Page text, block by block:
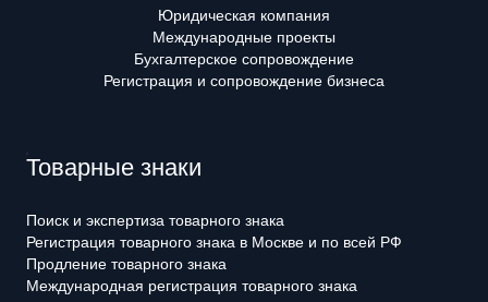
Юридическая компания
Международные проекты
Бухгалтерское сопровождение
Регистрация и сопровождение бизнеса
Товарные знаки
Поиск и экспертиза товарного знака
Регистрация товарного знака в Москве и по всей РФ
Продление товарного знака
Международная регистрация товарного знака